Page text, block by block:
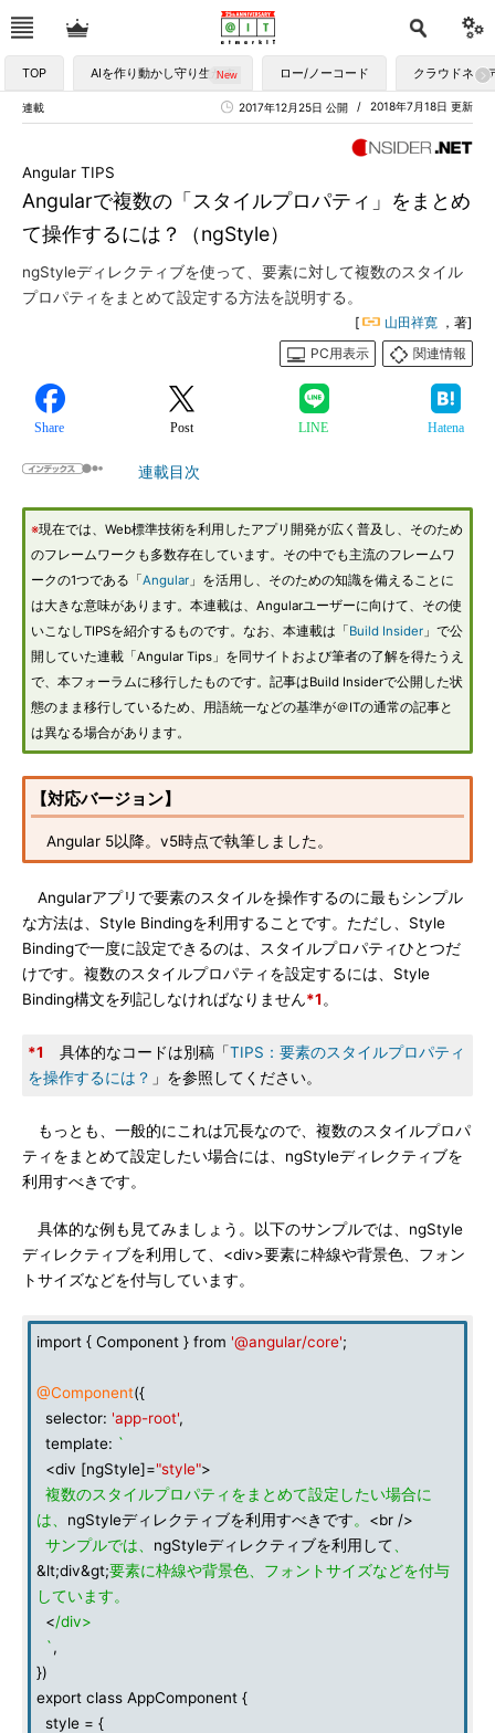
TOP AIを作り動かし守り生かす ロー/ノーコード クラウドネイ
連載 2018年7月18日 更新
2017年12月25日 公開
Angularで複数の「スタイルプロパティ」をまとめ
て操作するには？（ngStyle）
Angular TIPS
ngStyleディレクティブを使って、要素に対して複数のスタイル
プロパティをまとめて設定する方法を説明する。
[ 山田祥寛 ，著]
PC用表示
関連情報
Share Post LINE Hatena
連載目次
※現在では、Web標準技術を利用したアプリ開発が広く普及し、そのため
のフレームワークも多数存在しています。その中でも主流のフレームワ
ークの1つである「 Angular 」を活用し、そのための知識を備えることに
は大きな意味があります。本連載は、Angularユーザーに向けて、その使
いこなしTIPSを紹介するものです。なお、本連載は「 Build Insider 」で公
開していた連載「Angular Tips」を同サイトおよび筆者の了解を得たうえ
で、本フォーラムに移行したものです。記事はBuild Insiderで公開した状
態のまま移行しているため、用語統一などの基準が＠ITの通常の記事と
は異なる場合があります。
【対応バージョン】
Angular 5以降。v5時点で執筆しました。
Angularアプリで要素のスタイルを操作するのに最もシンプル
な方法は、Style Bindingを利用することです。ただし、Style
Bindingで一度に設定できるのは、スタイルプロパティひとつだ
けです。複数のスタイルプロパティを設定するには、Style
Binding構文を列記しなければなりません*1 。
*1 具体的なコードは別稿「TIPS：要素のスタイルプロパティ
を操作するには？ 」を参照してください。
もっとも、一般的にこれは冗長なので、複数のスタイルプロパ
ティをまとめて設定したい場合には、ngStyleディレクティブを
利用すべきです。
具体的な例も見てみましょう。以下のサンプルでは、ngStyle
ディレクティブを利用して、<div>要素に枠線や背景色、フォン
トサイズなどを付与しています。
import { Component } from '@angular/core';
@Component({
selector: 'app-root',
template: `
<div [ngStyle]="style">
複数のスタイルプロパティをまとめて設定したい場合に
は、 ngStyleディレクティブを利用すべきです。 <br />
サンプルでは、 ngStyleディレクティブを利用して
&lt;div&gt;要素に枠線や背景色、フォントサイズなどを付与
しています。
</div>
`,
})
export class AppComponent {
style = {